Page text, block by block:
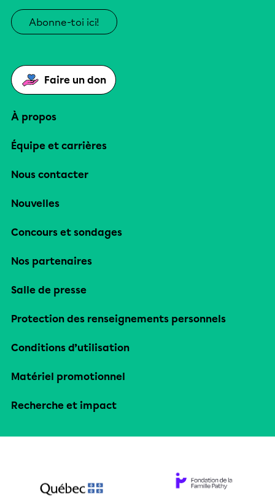
Abonne-toi ici!
Faire un don
À propos
Équipe et carrières
Nous contacter
Nouvelles
Concours et sondages
Nos partenaires
Salle de presse
Protection des renseignements personnels
Conditions d’utilisation
Matériel promotionnel
Recherche et impact